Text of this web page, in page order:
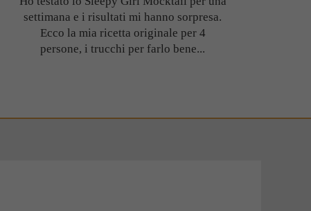
settimana e i risultati mi hanno sorpresa.
Ecco la mia ricetta originale per 4
persone, i trucchi per farlo bene...